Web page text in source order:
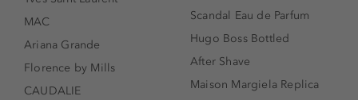
MAC
Ariana Grande
Florence by Mills
CAUDALIE
Scandal Eau de Parfum
Hugo Boss Bottled
After Shave
Maison Margiela Replica